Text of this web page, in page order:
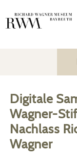
Digitale
Wagner-
Nachlass
Wagner